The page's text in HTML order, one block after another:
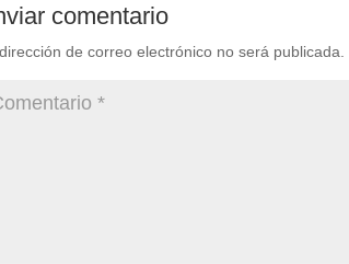
comentario
de correo electrónico no será publicada.